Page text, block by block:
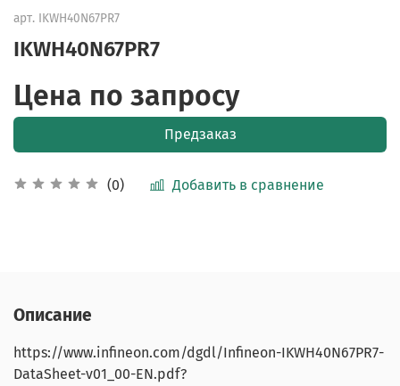
арт. IKWH40N67PR7
IKWH40N67PR7
(0) Добавить в сравнение
Цена по запросу
Предзаказ
Описание
https://www.infineon.com/dgdl/Infineon-IKWH40N67PR7-
DataSheet-v01_00-EN.pdf?